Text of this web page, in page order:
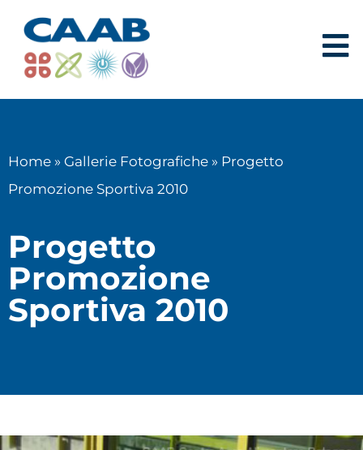
Home » Gallerie Fotografiche » Progetto
Promozione Sportiva 2010
Progetto
Promozione
Sportiva 2010